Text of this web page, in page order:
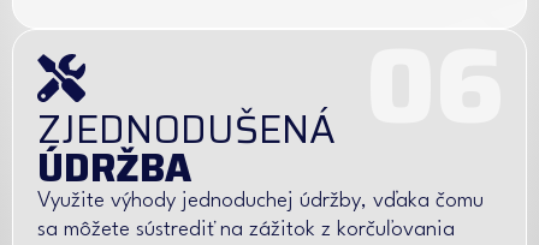
ZJEDNODUŠENÁ
ÚDRŽBA
Využite výhody jednoduchej údržby, vďaka čomu
sa môžete sústrediť na zážitok z korčuľovania
06